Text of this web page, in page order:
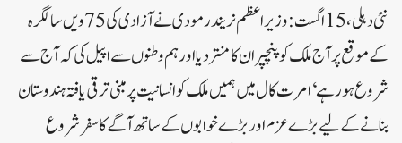
نئی دہلی، 15 اگست:وزیر اعظم نریندر مودی نے آزادی کی 75 ویں سالگرہ
کے موقع پر آج ملک کو پنچپران کا منتر دیا اور ہم وطنوں سے اپیل کی کہ آج سے
شروع ہورہے ‘امرت کال میں ہمیں ملک کو انسانیت پر مبنی ترقی یافتہ ہندوستان
بنانے کے لیے بڑے عزم اور بڑے خوابوں کے ساتھ آگے کا سفر شروع